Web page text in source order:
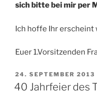
sich bitte bei mir per
Ich hoffe Ihr erscheint
Euer 1.Vorsitzenden
VERÖFFENTLICHT
AM
24. SEPTEMBER 2013
40 Jahrfeier des